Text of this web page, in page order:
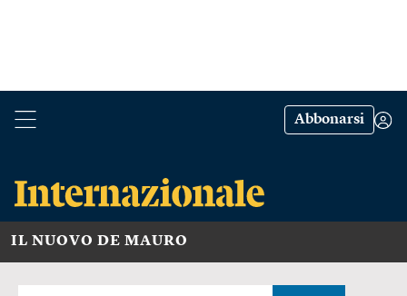
Abbonarsi
IL NUOVO DE MAURO